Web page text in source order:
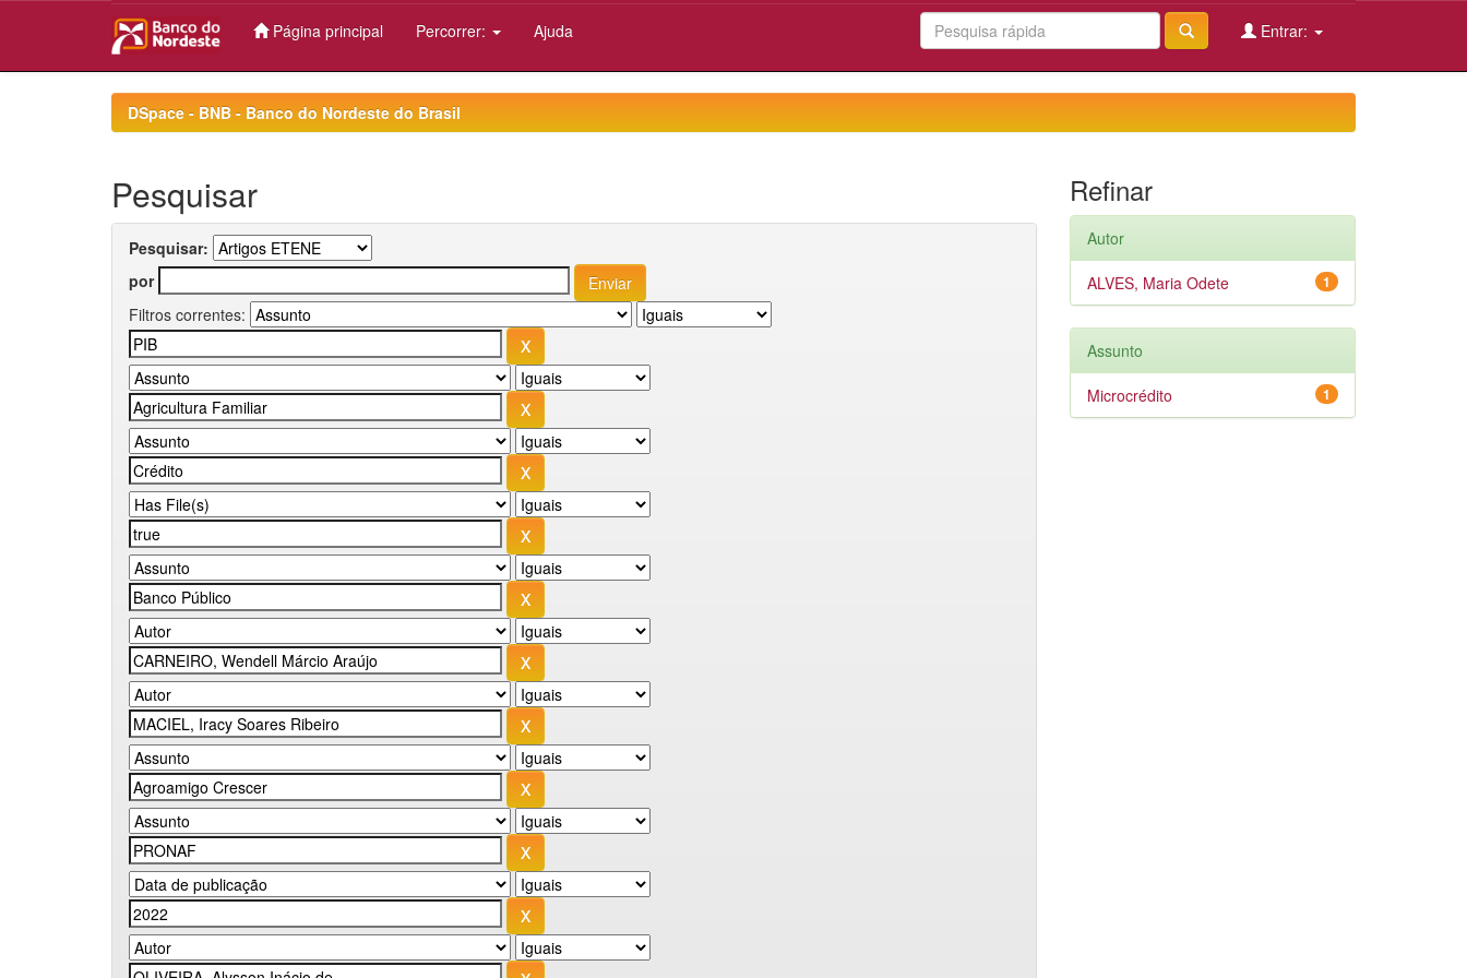
Página principal Percorrer: Ajuda Entrar:
DSpace - BNB - Banco do Nordeste do Brasil
Pesquisar
Pesquisar:
por
Filtros correntes:
Refinar
Autor
1
ALVES, Maria Odete
Assunto
1
Microcrédito